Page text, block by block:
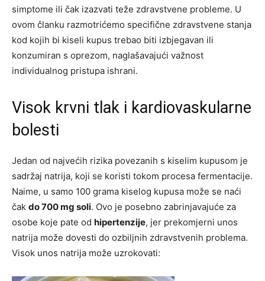
simptome ili čak izazvati teže zdravstvene probleme. U
ovom članku razmotrićemo specifične zdravstvene stanja
kod kojih bi kiseli kupus trebao biti izbjegavan ili
konzumiran s oprezom, naglašavajući važnost
individualnog pristupa ishrani.
Visok krvni tlak i kardiovaskularne
bolesti
Jedan od najvećih rizika povezanih s kiselim kupusom je
sadržaj natrija, koji se koristi tokom procesa fermentacije.
Naime, u samo 100 grama kiselog kupusa može se naći
čak do 700 mg soli. Ovo je posebno zabrinjavajuće za
osobe koje pate od hipertenzije, jer prekomjerni unos
natrija može dovesti do ozbiljnih zdravstvenih problema.
Visok unos natrija može uzrokovati: